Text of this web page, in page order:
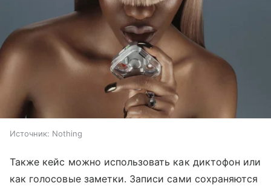
Источник: Nothing
Также кейс можно использовать как диктофон или
как голосовые заметки. Записи сами сохраняются